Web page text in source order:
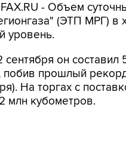
- Объем
(ЭТП МРГ) в
уровень.
он
побив прошлый
На торгах с
млн кубометров.